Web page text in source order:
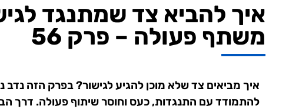
איך להביא צד שמתנגד
משתף פעולה – פרק 56
איך מביאים צד שלא מוכן להגיע לגישור? בפרק הזה
להתמודד עם התנגדות, כעס וחוסר שיתוף פעולה. דרך